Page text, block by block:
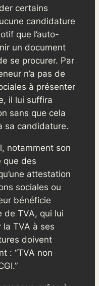
certains
candidature
que l’auto-
un document
se procurer. Par
n’a pas de
à présenter
il lui suffira
sans que cela
sa candidature.
notamment son
que des
attestation
sociales ou
bénéficie
de TVA, qui lui
TVA à ses
doivent
: “TVA non